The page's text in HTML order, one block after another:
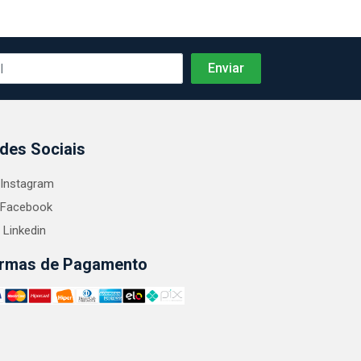
Sociais
Instagram
Facebook
Linkedin
de Pagamento